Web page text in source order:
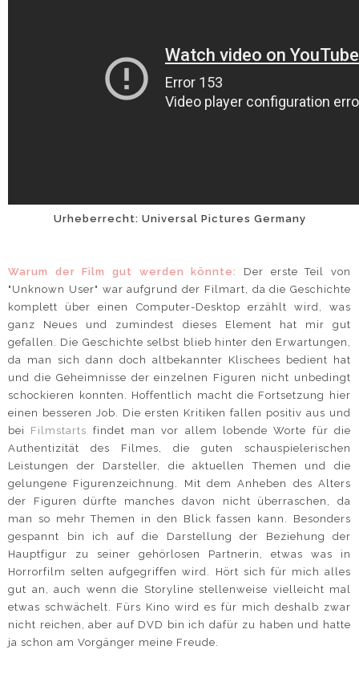
Urheberrecht: Universal Pictures Germany
Warum der Film gut werden könnte:
Der erste Teil von
"Unknown User" war aufgrund der Filmart, da die Geschichte
komplett über einen Computer-Desktop erzählt wird, was
ganz Neues und zumindest dieses Element hat mir gut
gefallen. Die Geschichte selbst blieb hinter den Erwartungen,
da man sich dann doch altbekannter Klischees bedient hat
und die Geheimnisse der einzelnen Figuren nicht unbedingt
schockieren konnten. Hoffentlich macht die Fortsetzung hier
einen besseren Job. Die ersten Kritiken fallen positiv aus und
bei Filmstarts findet man vor allem lobende Worte für die
Authentizität des Filmes, die guten schauspielerischen
Leistungen der Darsteller, die aktuellen Themen und die
gelungene Figurenzeichnung. Mit dem Anheben des Alters
der Figuren dürfte manches davon nicht überraschen, da
man so mehr Themen in den Blick fassen kann. Besonders
gespannt bin ich auf die Darstellung der Beziehung der
Hauptfigur zu seiner gehörlosen Partnerin, etwas was in
Horrorfilm selten aufgegriffen wird. Hört sich für mich alles
gut an, auch wenn die Storyline stellenweise vielleicht mal
etwas schwächelt. Fürs Kino wird es für mich deshalb zwar
nicht reichen, aber auf DVD bin ich dafür zu haben und hatte
ja schon am Vorgänger meine Freude.